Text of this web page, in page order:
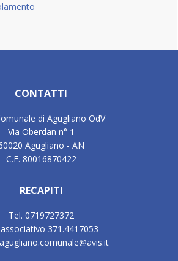
CONTATTI
di Agugliano OdV
Via Oberdan n° 1
Agugliano - AN
C.F. 80016870422
RECAPITI
Tel. 0719727372
371.4417053